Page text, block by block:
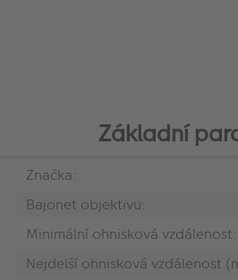
Základní
Značka:
Bajonet objektivu:
Minimální ohnisková vzdálenost:
Nejdelší ohnisková vzdálenost